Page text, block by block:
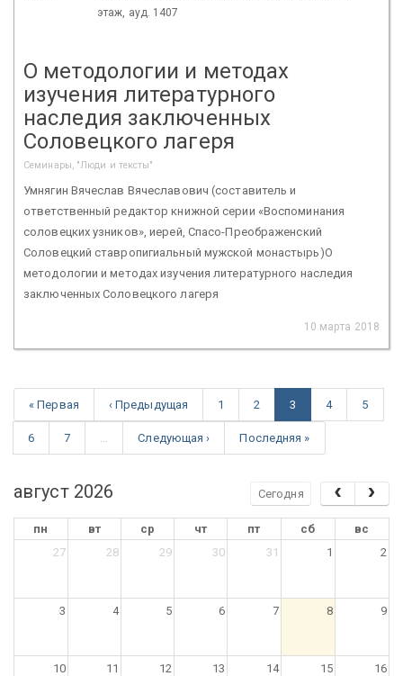
этаж, ауд. 1407
О методологии и методах
изучения литературного
наследия заключенных
Соловецкого лагеря
Семинары, "Люди и тексты"
Умнягин Вячеслав Вячеславович (составитель и
ответственный редактор книжной серии «Воспоминания
соловецких узников», иерей, Спасо-Преображенский
Соловецкий ставропигиальный мужской монастырь)О
методологии и методах изучения литературного наследия
заключенных Соловецкого лагеря
10 марта 2018
« Первая ‹ Предыдущая 1 2 3 4 5
6 7 Следующая › Последняя »
август 2026 Сегодня
пн вт ср чт пт сб
вс
27
28 29 30 31 1 2
3 4 5 6 7 8 9
10 11 12 13 14 15 16